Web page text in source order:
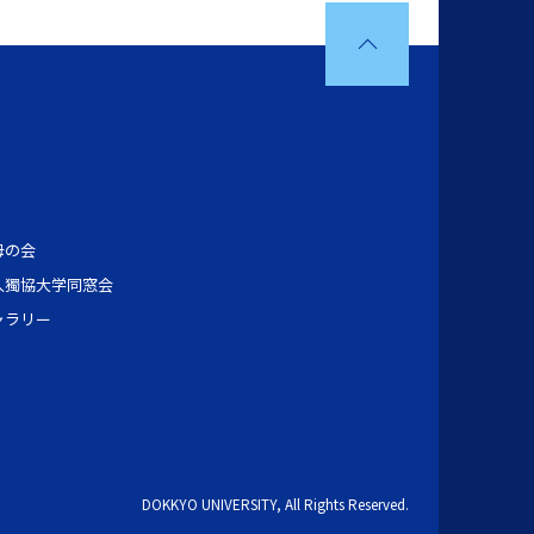
の会
協大学同窓会
リー
DOKKYO UNIVERSITY, All Rights Reserved.